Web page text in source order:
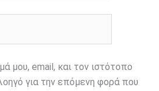
μου, email, και τον ιστότοπο
για την επόμενη φορά που